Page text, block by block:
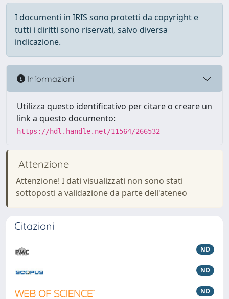
I documenti in IRIS sono protetti da copyright e
tutti i diritti sono riservati, salvo diversa
indicazione.
Informazioni
Utilizza questo identificativo per citare o creare un
link a questo documento:
https://hdl.handle.net/11564/266532
Attenzione
Attenzione! I dati visualizzati non sono stati
sottoposti a validazione da parte dell'ateneo
Citazioni
ND
ND
ND